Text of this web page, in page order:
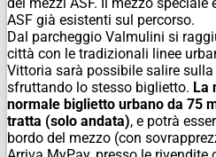
ASF già esistenti sul percorso.
Dal parcheggio Valmulini si
città con le tradizionali linee
Vittoria sarà possibile salire
sfruttando lo stesso biglietto. La
normale biglietto urbano da 75
tratta (solo andata), e potrà
bordo del mezzo (con